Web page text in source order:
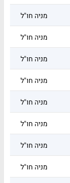
מניה חו"ל
מניה חו"ל
מניה חו"ל
מניה חו"ל
מניה חו"ל
מניה חו"ל
מניה חו"ל
מניה חו"ל